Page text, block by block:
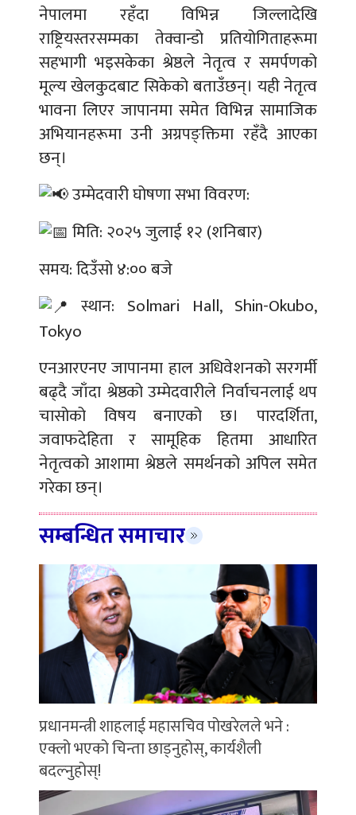
नेपालमा रहँदा विभिन्न जिल्लादेखि
राष्ट्रियस्तरसम्मका तेक्वान्डो प्रतियोगिताहरूमा
सहभागी भइसकेका श्रेष्ठले नेतृत्व र समर्पणको
मूल्य खेलकुदबाट सिकेको बताउँछन्। यही नेतृत्व
भावना लिएर जापानमा समेत विभिन्न सामाजिक
अभियानहरूमा उनी अग्रपङ्क्तिमा रहँदै आएका
छन्।
उम्मेदवारी घोषणा सभा विवरण:
मिति: २०२५ जुलाई १२ (शनिबार)
समय: दिउँसो ४:०० बजे
स्थान: Solmari Hall, Shin-Okubo,
Tokyo
एनआरएनए जापानमा हाल अधिवेशनको सरगर्मी
बढ्दै जाँदा श्रेष्ठको उम्मेदवारीले निर्वाचनलाई थप
चासोको विषय बनाएको छ। पारदर्शिता,
जवाफदेहिता र सामूहिक हितमा आधारित
नेतृत्वको आशामा श्रेष्ठले समर्थनको अपिल समेत
गरेका छन्।
सम्बन्धित समाचार
प्रधानमन्त्री शाहलाई महासचिव पोखरेलले भने :
एक्लो भएको चिन्ता छाड्नुहोस्, कार्यशैली
बदल्नुहोस्!